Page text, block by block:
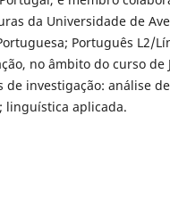
da Universidade de
Português L2/
no âmbito do curso de
de investigação: análise
linguística aplicada.